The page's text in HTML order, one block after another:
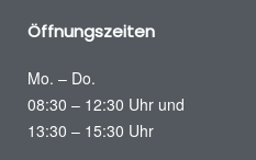
Öffnungszeiten
Mo. – Do.
08:30 – 12:30 Uhr und
13:30 – 15:30 Uhr